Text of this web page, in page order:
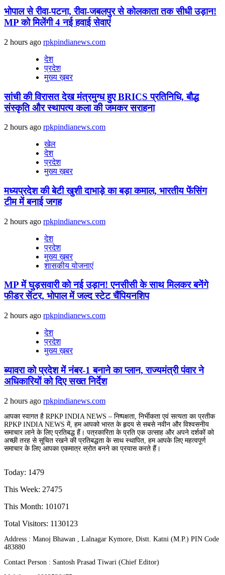
भोपाल से रीवा-पटना, रीवा-जबलपुर से कोलकाता तक सीधी उड़ान!
MP को मिलेंगी 4 नई हवाई सेवाएं
2 hours ago rpkpindianews.com
देश
प्रदेश
मुख्य ख़बर
सांची की विरासत देख मंत्रमुग्ध हुए BRICS प्रतिनिधि, बौद्ध
संस्कृति और स्थापत्य कला की जमकर सराहना
2 hours ago rpkpindianews.com
खेल
देश
प्रदेश
मुख्य ख़बर
मध्यप्रदेश की बेटी खुशी दाभाड़े का बड़ा कमाल, भारतीय फेंसिंग
टीम में बनाई जगह
2 hours ago rpkpindianews.com
देश
प्रदेश
मुख्य ख़बर
शासकीय योजनाएं
MP में घुड़सवारी को नई उड़ान! एनसीसी के साथ मिलकर बनेंगे
फीडर सेंटर, भोपाल में जल्द स्टेट चैंपियनशिप
2 hours ago rpkpindianews.com
देश
प्रदेश
मुख्य ख़बर
ब्यावरा को प्रदेश में नंबर-1 बनाने का प्लान, राज्यमंत्री पंवार ने
अधिकारियों को दिए सख्त निर्देश
2 hours ago rpkpindianews.com
आपका स्वागत है RPKP INDIA NEWS – निष्पक्षता, निर्भीकता एवं सत्यता का प्रतीक
RPKP INDIA NEWS में, हम आपको भारत के हृदय से सबसे नवीन और विश्वसनीय
समाचार लाने के लिए प्रतिबद्ध हैं। पत्रकारिता के प्रति एक उत्साह और अपने दर्शकों को
अच्छी तरह से सूचित रखने की प्रतिबद्धता के साथ स्थापित, हम आपके लिए महत्वपूर्ण
समाचार के लिए आपका एकमात्र स्रोत बनने का प्रयास करते हैं।
Today: 1479
This Week: 27475
This Month: 101071
Total Visitors: 1130123
Address : Manoj Bhawan , Lalnagar Kymore, Distt. Katni (M.P.) PIN Code
483880
Contact Person : Santosh Prasad Tiwari (Chief Editor)